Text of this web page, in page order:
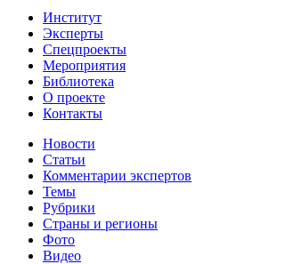
Институт
Эксперты
Спецпроекты
Мероприятия
Библиотека
О проекте
Контакты
Новости
Статьи
Комментарии экспертов
Темы
Рубрики
Страны и регионы
Фото
Видео